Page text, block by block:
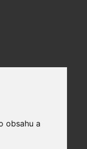
obsahu a